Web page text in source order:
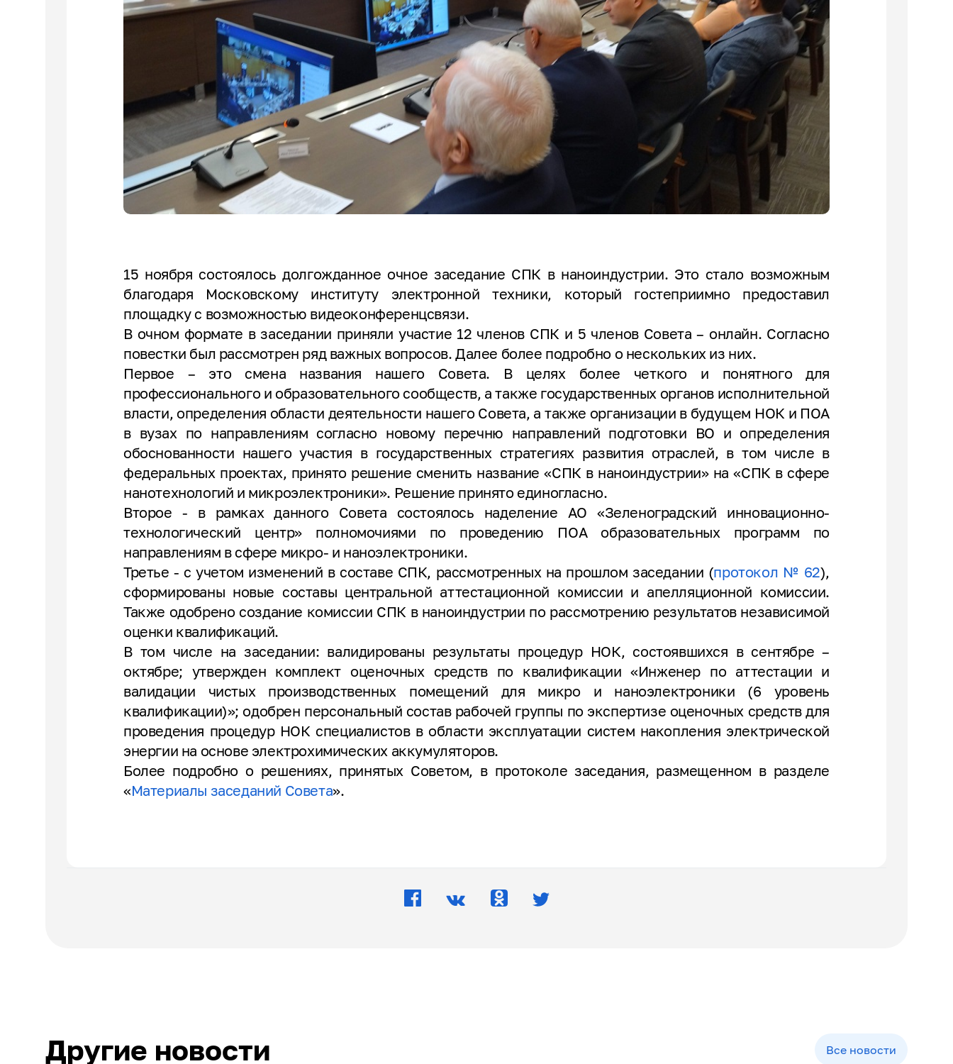
15 ноября состоялось долгожданное очное заседание СПК в наноиндустрии. Это стало возможным
благодаря Московскому институту электронной техники, который гостеприимно предоставил
площадку с возможностью видеоконференцсвязи.
В очном формате в заседании приняли участие 12 членов СПК и 5 членов Совета – онлайн. Согласно
повестки был рассмотрен ряд важных вопросов. Далее более подробно о нескольких из них.
Первое – это смена названия нашего Совета. В целях более четкого и понятного для
профессионального и образовательного сообществ, а также государственных органов исполнительной
власти, определения области деятельности нашего Совета, а также организации в будущем НОК и ПОА
в вузах по направлениям согласно новому перечню направлений подготовки ВО и определения
обоснованности нашего участия в государственных стратегиях развития отраслей, в том числе в
федеральных проектах, принято решение сменить название «СПК в наноиндустрии» на «СПК в сфере
нанотехнологий и микроэлектроники». Решение принято единогласно.
Второе - в рамках данного Совета состоялось наделение АО «Зеленоградский инновационно-
технологический центр» полномочиями по проведению ПОА образовательных программ по
направлениям в сфере микро- и наноэлектроники.
Третье - с учетом изменений в составе СПК, рассмотренных на прошлом заседании (протокол № 62),
сформированы новые составы центральной аттестационной комиссии и апелляционной комиссии.
Также одобрено создание комиссии СПК в наноиндустрии по рассмотрению результатов независимой
оценки квалификаций.
В том числе на заседании: валидированы результаты процедур НОК, состоявшихся в сентябре –
октябре; утвержден комплект оценочных средств по квалификации «Инженер по аттестации и
валидации чистых производственных помещений для микро и наноэлектроники (6 уровень
квалификации)»; одобрен персональный состав рабочей группы по экспертизе оценочных средств для
проведения процедур НОК специалистов в области эксплуатации систем накопления электрической
энергии на основе электрохимических аккумуляторов.
Более подробно о решениях, принятых Советом, в протоколе заседания, размещенном в разделе
«Материалы заседаний Совета».
Другие новости Все новости